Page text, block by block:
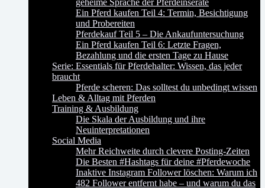
geheime Sprache der Pferdeinserate
Ein Pferd kaufen Teil 4: Termin, Besichtigung
und Probereiten
Pferdekauf Teil 5 – Die Ankaufuntersuchung
Ein Pferd kaufen Teil 6: Letzte Fragen,
Bezahlung und die ersten Tage zu Hause
Serie: Essentials für Pferdehalter: Wissen, das jeder
braucht
Pferde scheren: Das solltest du unbedingt wissen
Leben & Alltag mit Pferden
Training & Ausbildung
Die Skala der Ausbildung und ihre
Neuinterpretationen
Social Media
Mehr Reichweite durch clevere Posting-Zeiten
Die Besten #Hashtags für deine #Pferdewoche
Inaktive Instagram Follower löschen: Warum ich
482 Follower entfernt habe – und warum du das